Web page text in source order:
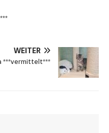
WEITER
***vermittelt***